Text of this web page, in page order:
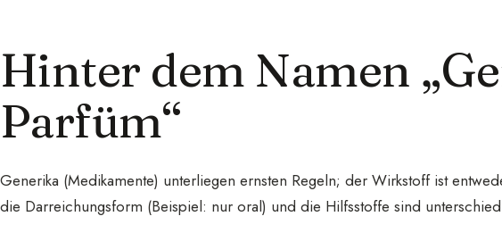
Hinter dem Namen
Parfüm“
Generika (Medikamente) unterliegen ernsten Regeln; der Wirkstoff ist
die Darreichungsform (Beispiel: nur oral) und die Hilfsstoffe sind